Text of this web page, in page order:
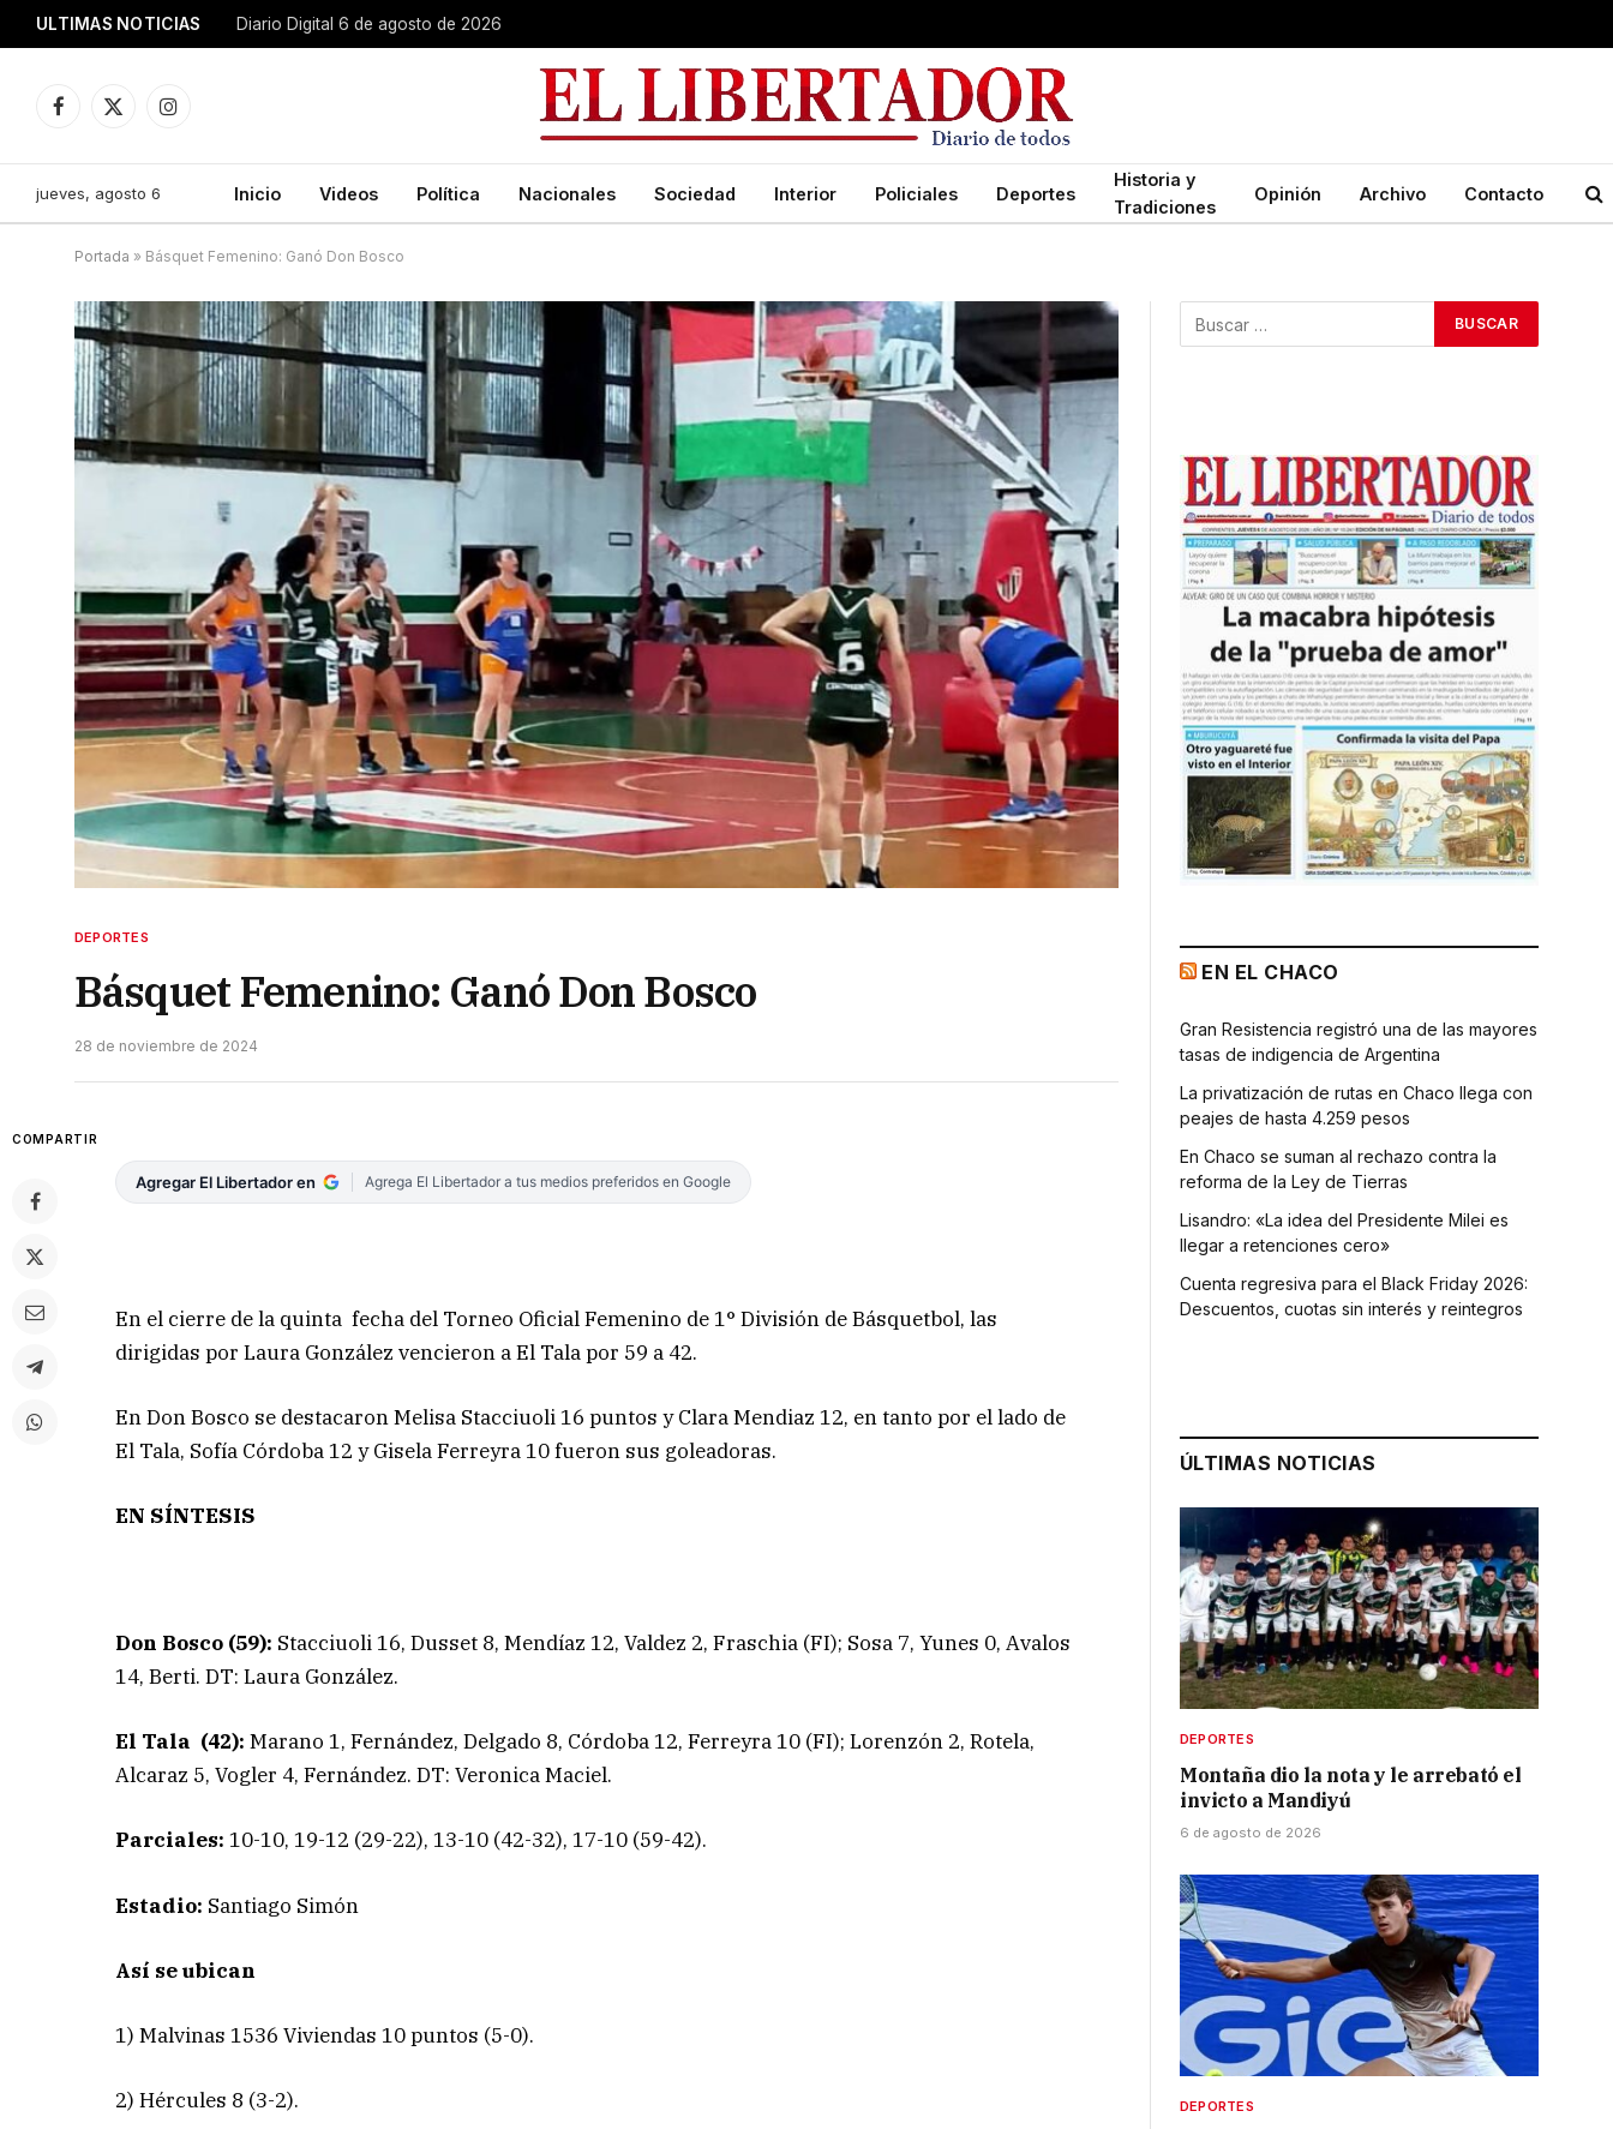
ULTIMAS NOTICIAS Diario Digital 6 de agosto de 2026
Facebook
X
Instagram
jueves, agosto 6 Inicio Videos Política Nacionales Sociedad Interior Policiales Deportes
Historia y
Tradiciones
Opinión Archivo Contacto
Portada » Básquet Femenino: Ganó Don Bosco
DEPORTES
Básquet Femenino: Ganó Don Bosco
28 de noviembre de 2024
COMPARTIR
Agregar El Libertador en Agrega El Libertador a tus medios preferidos en Google
En el cierre de la quinta fecha del Torneo Oficial Femenino de 1° División de Básquetbol, las
dirigidas por Laura González vencieron a El Tala por 59 a 42.
En Don Bosco se destacaron Melisa Stacciuoli 16 puntos y Clara Mendiaz 12, en tanto por el lado de
El Tala, Sofía Córdoba 12 y Gisela Ferreyra 10 fueron sus goleadoras.
EN SÍNTESIS
Don Bosco (59): Stacciuoli16, Dusset 8, Mendíaz 12, Valdez 2, Fraschia (FI); Sosa 7, Yunes 0, Avalos
14, Berti. DT: Laura González.
El Tala (42):Marano 1, Fernández, Delgado 8, Córdoba 12, Ferreyra 10 (FI); Lorenzón 2, Rotela,
Alcaraz 5, Vogler 4, Fernández. DT: Veronica Maciel.
Parciales: 10-10, 19-12 (29-22), 13-10 (42-32), 17-10 (59-42).
Estadio: Santiago Simón
Así se ubican
1) Malvinas 1536 Viviendas 10 puntos (5-0).
2) Hércules 8 (3-2).
EN EL CHACO
Gran Resistencia registró una de las mayores
tasas de indigencia de Argentina
La privatización de rutas en Chaco llega con
peajes de hasta 4.259 pesos
En Chaco se suman al rechazo contra la
reforma de la Ley de Tierras
Lisandro: «La idea del Presidente Milei es
llegar a retenciones cero»
Cuenta regresiva para el Black Friday 2026:
Descuentos, cuotas sin interés y reintegros
ÚLTIMAS NOTICIAS
DEPORTES
Montaña dio la nota y le arrebató el
invicto a Mandiyú
6 de agosto de 2026
DEPORTES